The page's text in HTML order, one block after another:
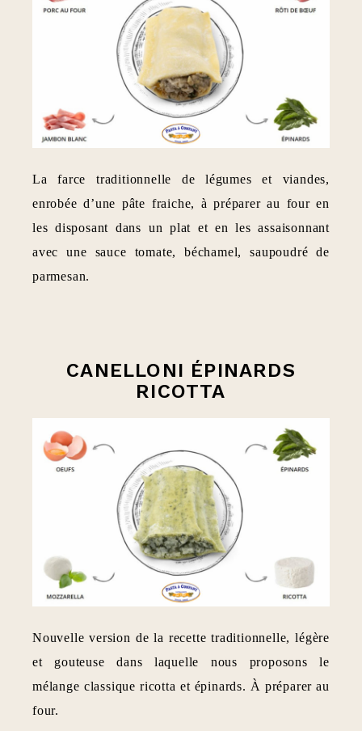
La farce traditionnelle de légumes et viandes,
enrobée d’une pâte fraiche, à préparer au four en
les disposant dans un plat et en les assaisonnant
avec une sauce tomate, béchamel, saupoudré de
parmesan.
CANELLONI ÉPINARDS
RICOTTA
Nouvelle version de la recette traditionnelle, légère
et gouteuse dans laquelle nous proposons le
mélange classique ricotta et épinards. À préparer au
four.